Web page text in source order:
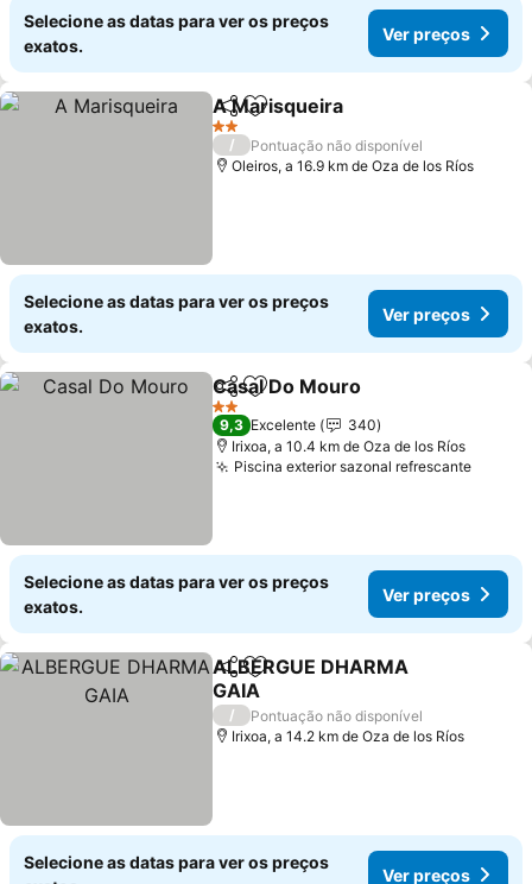
Selecione as datas para ver os preços
exatos.
Ver preços
PartilharAdicionar aos favoritos
A Marisqueira
2 Estrelas
/
Pontuação não disponível
Oleiros, a 16.9 km de Oza de los Ríos
Selecione as datas para ver os preços
exatos.
Ver preços
PartilharAdicionar aos favoritos
Casal Do Mouro
2 Estrelas
9,3 Excelente
340
Irixoa, a 10.4 km de Oza de los Ríos
Piscina exterior sazonal refrescanteVer
Selecione as datas para ver os preços
exatos.
Ver preços
PartilharAdicionar aos favoritos
ALBERGUE DHARMA
GAIA
Ver preços
/
Pontuação não disponível
Irixoa, a 14.2 km de Oza de los Ríos
Selecione as datas para ver os preços
Ver preços